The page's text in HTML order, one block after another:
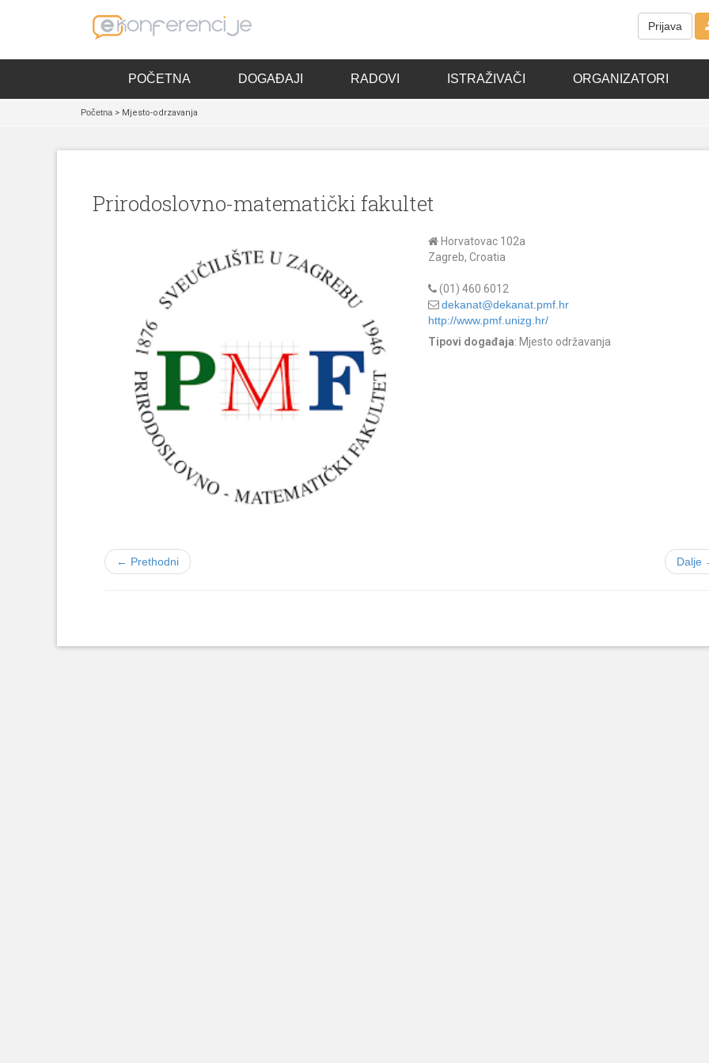
Prijava
POČETNA DOGAĐAJI RADOVI ISTRAŽIVAČI ORGANIZATORI
Početna > Mjesto-odrzavanja
Prirodoslovno-matematički fakultet
Horvatovac 102a
Zagreb, Croatia
(01) 460 6012
dekanat@dekanat.pmf.hr
http://www.pmf.unizg.hr/
Tipovi događaja: Mjesto održavanja
← Prethodni Dalje